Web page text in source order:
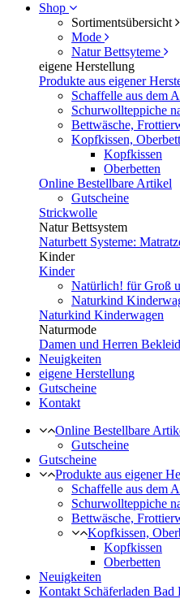
Shop
Sortimentsübersicht
Mode
Natur Bettsyteme
eigene Herstellung
Produkte aus eigener
Schaffelle aus dem
Schurwollteppiche
Bettwäsche,
Kopfkissen,
Kopfkissen
Oberbetten
Online Bestellbare Artikel
Gutscheine
Strickwolle
Natur Bettsystem
Naturbett Systeme:
Kinder
Kinder
Natürlich! für Groß
Naturkind
Naturkind Kinderwagen
Naturmode
Damen und Herren
Neuigkeiten
eigene Herstellung
Gutscheine
Kontakt
Online Bestellbare
Gutscheine
Gutscheine
Produkte aus eigener
Schaffelle aus dem
Schurwollteppiche
Bettwäsche,
Kopfkissen,
Kopfkissen
Oberbetten
Neuigkeiten
Kontakt Schäferladen Bad